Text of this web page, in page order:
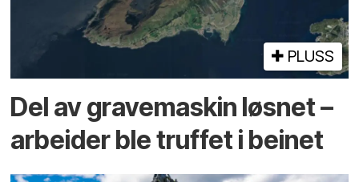
PLUSS
Del av grave­maskin løsnet –
arbeider ble truffet i beinet